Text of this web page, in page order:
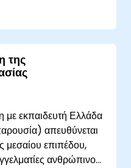
Stripe.
ροές εργασίας
προγραμματισμό.
προβλήματα των
εργασίας.
της
με εκπαιδευτή Ελλάδα
απευθύνεται
μεσαίου επιπέδου,
ανθρώπινου